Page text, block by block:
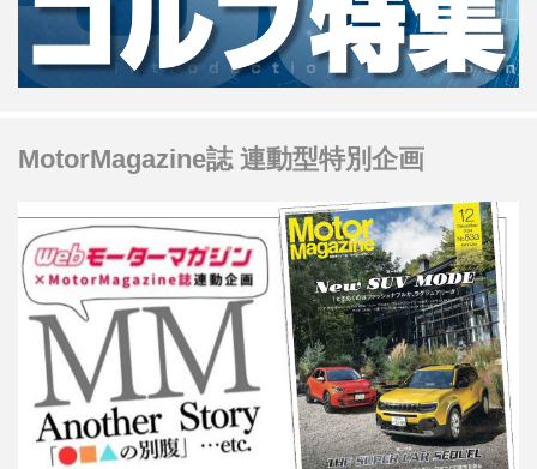
MotorMagazine誌 連動型特別企画